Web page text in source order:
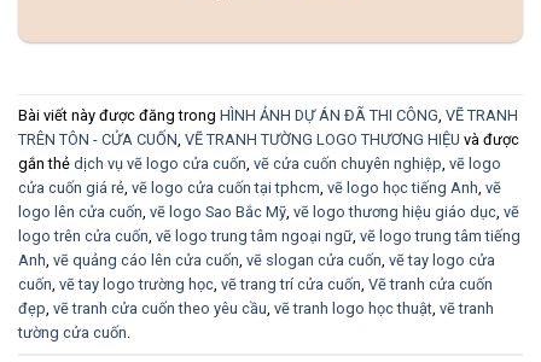
Bài viết này được đăng trong HÌNH ẢNH DỰ ÁN ĐÃ THI CÔNG VẼ TRANH
TRÊN TÔN - CỬA CUỐN VẼ TRANH TƯỜNG LOGO THƯƠNG HIỆU và được
gắn thẻ dịch vụ vẽ logo cửa cuốn vẽ cửa cuốn chuyên nghiệp vẽ logo
cửa cuốn giá rẻ vẽ logo cửa cuốn tại tphcm vẽ logo học tiếng Anh vẽ
logo lên cửa cuốn vẽ logo Sao Bắc Mỹ vẽ logo thương hiệu giáo dục vẽ
logo trên cửa cuốn vẽ logo trung tâm ngoại ngữ vẽ logo trung tâm tiếng
Anh vẽ quảng cáo lên cửa cuốn vẽ slogan cửa cuốn vẽ tay logo cửa
cuốn vẽ tay logo trường học vẽ trang trí cửa cuốn Vẽ tranh cửa cuốn
đẹp vẽ tranh cửa cuốn theo yêu cầu vẽ tranh logo học thuật vẽ tranh
tường cửa cuốn